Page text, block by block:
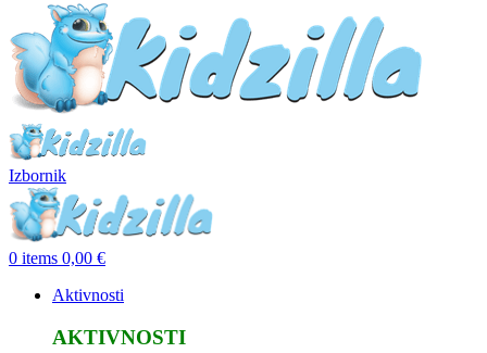
Izbornik
0 items 0,00 €
Aktivnosti
AKTIVNOSTI